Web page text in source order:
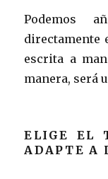
Podemos
directamente
escrita a
manera, será
ELIGE EL
ADAPTE A